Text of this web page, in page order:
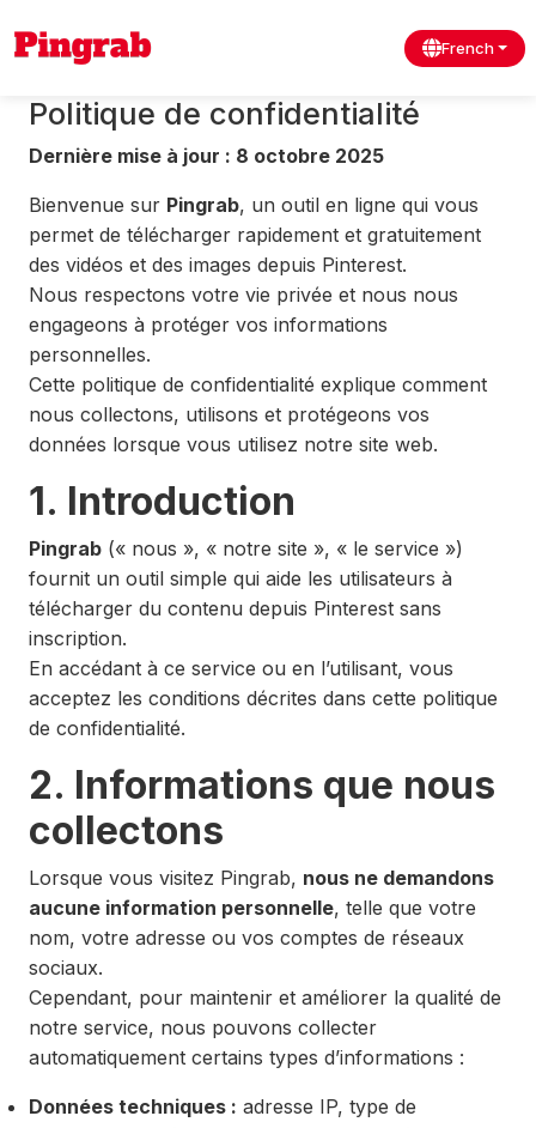
French
Politique de confidentialité
Dernière mise à jour : 8 octobre 2025
Bienvenue sur Pingrab, un outil en ligne qui vous
permet de télécharger rapidement et gratuitement
des vidéos et des images depuis Pinterest.
Nous respectons votre vie privée et nous nous
engageons à protéger vos informations
personnelles.
Cette politique de confidentialité explique comment
nous collectons, utilisons et protégeons vos
données lorsque vous utilisez notre site web.
1. Introduction
Pingrab(« nous », « notre site », « le service »)
fournit un outil simple qui aide les utilisateurs à
télécharger du contenu depuis Pinterest sans
inscription.
En accédant à ce service ou en l’utilisant, vous
acceptez les conditions décrites dans cette politique
de confidentialité.
2. Informations que nous
collectons
Lorsque vous visitez Pingrab, nous ne demandons
aucune information personnelle, telle que votre
nom, votre adresse ou vos comptes de réseaux
sociaux.
Cependant, pour maintenir et améliorer la qualité de
notre service, nous pouvons collecter
automatiquement certains types d’informations :
Données techniques : adresse IP, type de